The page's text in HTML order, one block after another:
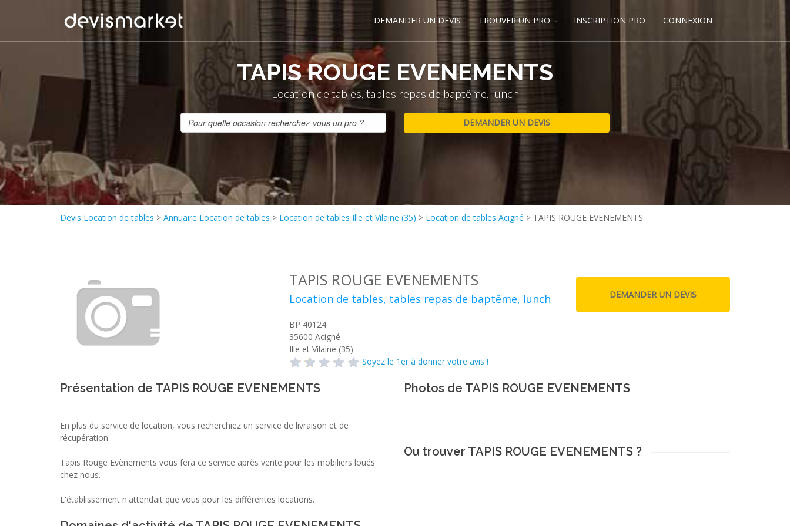
DEMANDER UN DEVIS TROUVER UN PRO INSCRIPTION PRO CONNEXION
TAPIS ROUGE EVENEMENTS
Location de tables, tables repas de baptême, lunch
Devis Location de tables > Annuaire Location de tables > Location de tables Ille et Vilaine (35) > Location de tables Acigné > TAPIS ROUGE EVENEMENTS
TAPIS ROUGE EVENEMENTS
Location de tables, tables repas de baptême, lunch
BP 40124
35600 Acigné
Ille et Vilaine (35)
Soyez le 1er à donner votre avis !
Présentation de TAPIS ROUGE EVENEMENTS
En plus du service de location, vous recherchiez un service de livraison et de
récupération.
Tapis Rouge Evènements vous fera ce service après vente pour les mobiliers loués
chez nous.
L'établissement n'attendait que vous pour les différentes locations.
Photos de TAPIS ROUGE EVENEMENTS
Ou trouver TAPIS ROUGE EVENEMENTS ?